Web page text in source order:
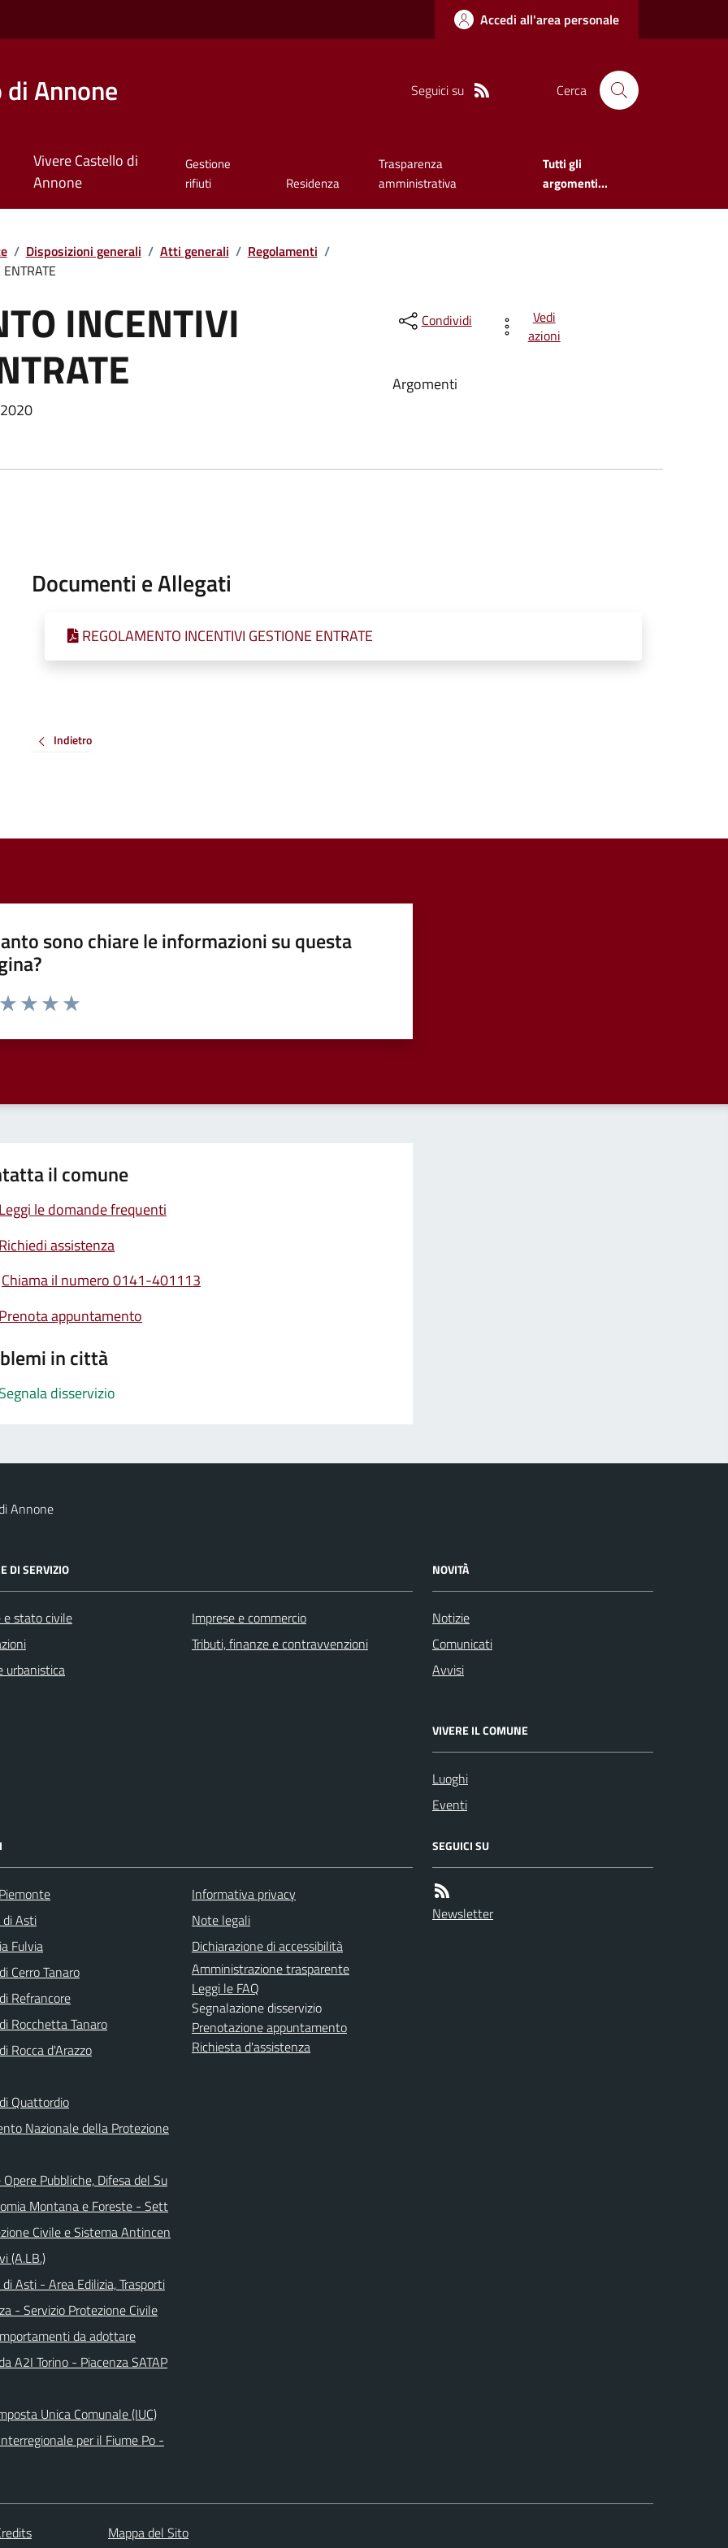
Accedi all'area personale
Annone Seguici su Cerca
Vivere Castello di
Annone
Gestione
rifiuti
Residenza
Trasparenza
amministrativa
Tutti gli
argomenti...
/ Disposizioni generali / Atti generali / Regolamenti /
INCENTIVI Condividi
Vedi
azioni
Argomenti
Documenti e Allegati
REGOLAMENTO INCENTIVI GESTIONE ENTRATE
Indietro
sono chiare le informazioni su questa
da 1 a 5 stelle la pagina
il comune
Leggi le domande frequenti
Richiedi assistenza
Chiama il numero 0141-401113
Prenota appuntamento
in città
Segnala disservizio
Annone
DI SERVIZIO
e stato civile
urbanistica
Imprese e commercio
Tributi, finanze e contravvenzioni
NOVITÀ
Notizie
Comunicati
Avvisi
VIVERE IL COMUNE
Luoghi
Eventi
di Asti
Fulvia
Cerro Tanaro
Refrancore
Rocchetta Tanaro
Rocca d'Arazzo
Quattordio
Nazionale della Protezione
Opere Pubbliche, Difesa del Su
Montana e Foreste - Sett
Civile e Sistema Antincen
(A.LB.)
Asti - Area Edilizia, Trasporti
- Servizio Protezione Civile
da adottare
A2I Torino - Piacenza SATAP
Unica Comunale (IUC)
per il Fiume Po -
Informativa privacy
Note legali
Dichiarazione di accessibilità
Amministrazione trasparente
Leggi le FAQ
Segnalazione disservizio
Prenotazione appuntamento
Richiesta d'assistenza
SEGUICI SU
Newsletter
Mappa del Sito